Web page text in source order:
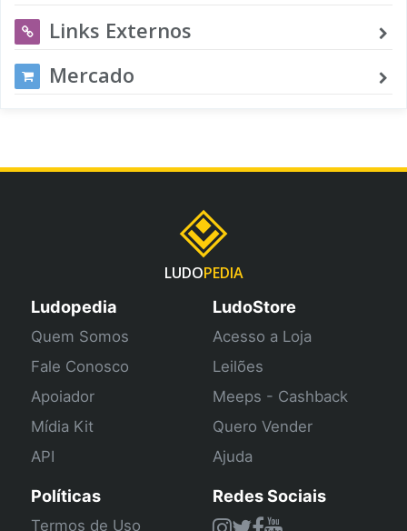
Links Externos
Mercado
LUDOPEDIA
Ludopedia
Quem Somos
Fale Conosco
Apoiador
Mídia Kit
API
LudoStore
Acesso a Loja
Leilões
Meeps - Cashback
Quero Vender
Ajuda
Políticas
Termos de Uso
Redes Sociais